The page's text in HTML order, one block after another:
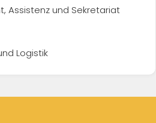
Assistenz und Sekretariat
Logistik